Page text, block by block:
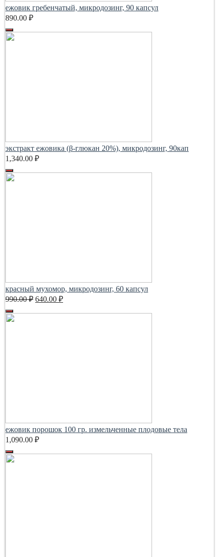
ежовик гребенчатый, микродозинг, 90 капсул
890.00 ₽
экстракт ежовика (β-глюкан 20%), микродозинг, 90кап
1,340.00 ₽
красный мухомор, микродозинг, 60 капсул
990.00₽ Первоначальная
составляла
640.00 ₽Текущая
640.00 ₽.
ежовик порошок 100 гр. измельченные плодовые тела
1,090.00 ₽